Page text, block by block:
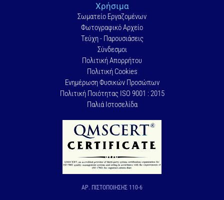
Χρήσιμα
Σωματείο Εργαζομένων
Φωτογραφικό Αρχείο
Τεύχη - Παρουσιάσεις
Σύνδεσμοι
Πολιτική Απορρήτου
Πολιτική Cookies
Ενημέρωση Φυσικών Προσώπων
Πολιτική Ποιότητας ISO 9001 : 2015
Παλιά Ιστοσελίδα
ΑΡ. ΠΙΣΤΟΠΟΙΗΣΗΣ 110-6